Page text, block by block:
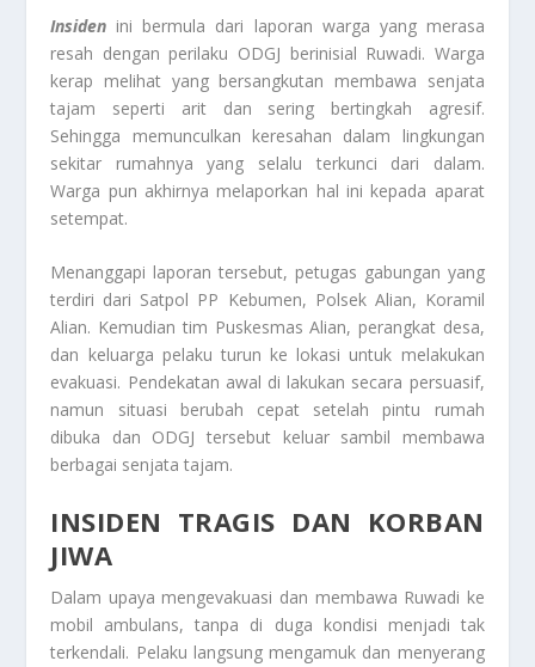
Insiden ini bermula dari laporan warga yang merasa
resah dengan perilaku ODGJ berinisial Ruwadi. Warga
kerap melihat yang bersangkutan membawa senjata
tajam seperti arit dan sering bertingkah agresif.
Sehingga memunculkan keresahan dalam lingkungan
sekitar rumahnya yang selalu terkunci dari dalam.
Warga pun akhirnya melaporkan hal ini kepada aparat
setempat.
Menanggapi laporan tersebut, petugas gabungan yang
terdiri dari Satpol PP Kebumen, Polsek Alian, Koramil
Alian. Kemudian tim Puskesmas Alian, perangkat desa,
dan keluarga pelaku turun ke lokasi untuk melakukan
evakuasi. Pendekatan awal di lakukan secara persuasif,
namun situasi berubah cepat setelah pintu rumah
dibuka dan ODGJ tersebut keluar sambil membawa
berbagai senjata tajam.
INSIDEN TRAGIS DAN KORBAN
JIWA
Dalam upaya mengevakuasi dan membawa Ruwadi ke
mobil ambulans, tanpa di duga kondisi menjadi tak
terkendali. Pelaku langsung mengamuk dan menyerang